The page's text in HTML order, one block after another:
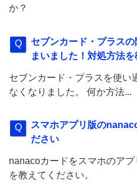
か？
セブンカード・プラス
まいました！対処方法を
セブンカード・プラスを使い
なくなりました。 何か方法...
スマホアプリ版の
ださい
nanacoカードをスマホのア
を教えてください。